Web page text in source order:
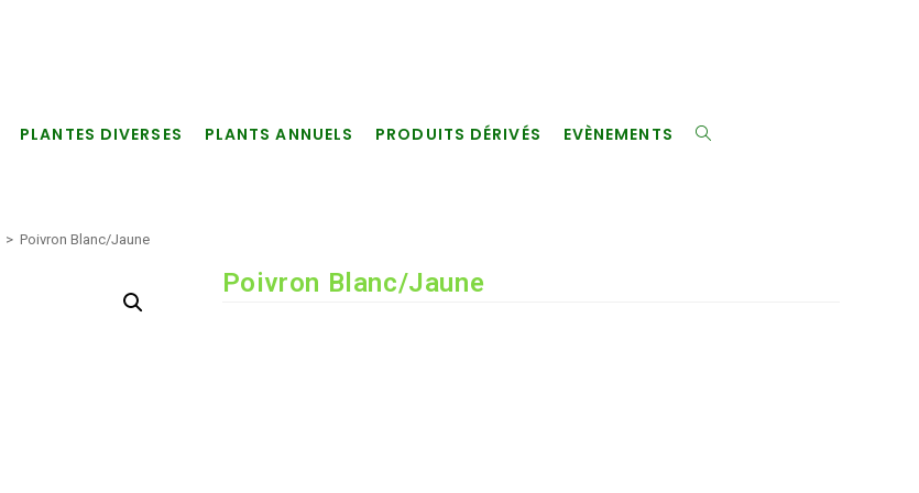
PLANTES DIVERSES PLANTS ANNUELS PRODUITS DÉRIVÉS EVÈNEMENTS TOGGLE
> Poivron Blanc/Jaune
Poivron Blanc/Jaune